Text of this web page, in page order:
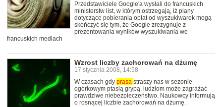
Przedstawiciele Google'a wysłali do francuskich
ministerstw list, w którym ostrzegają, iż plany
dotyczące pobierania opłat od wyszukiwarek mogą
skończyć się tym, że Google zrezygnuje z
prezentowania wyników wyszukiwania we
francuskich mediach
Wzrost liczby zachorowań na dżumę
17 stycznia 2008, 14:58
W czasach gdy prasa straszy nas w sezonie
ogórkowym ptasią grypą, ludziom może zagrażać
prawdziwe niebezpieczeństwo. Naukowcy informują
o rosnącej liczbie zachorowań na dżumę.